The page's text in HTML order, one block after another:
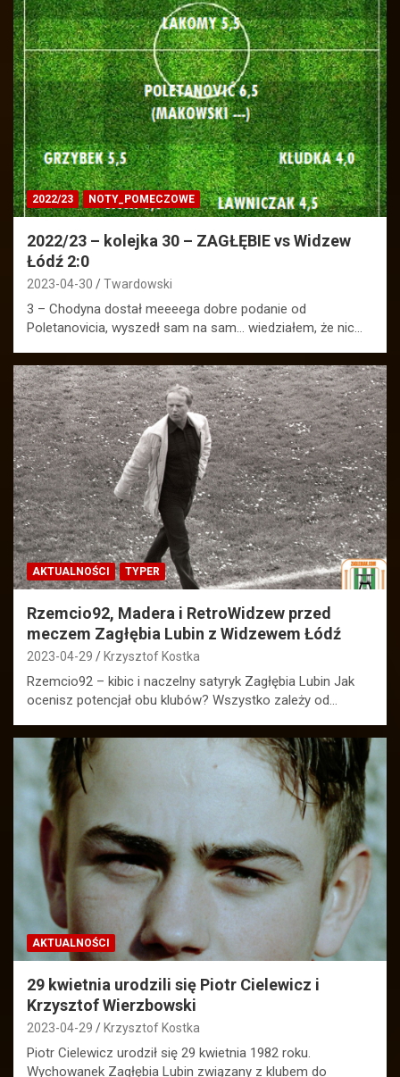
2022/23 NOTY_POMECZOWE
2022/23 – kolejka 30 – ZAGŁĘBIE vs Widzew
Łódź 2:0
2023-04-30 Twardowski
3 – Chodyna dostał meeeega dobre podanie od
Poletanovicia, wyszedł sam na sam… wiedziałem, że nic…
AKTUALNOŚCI TYPER
Rzemcio92, Madera i RetroWidzew przed
meczem Zagłębia Lubin z Widzewem Łódź
2023-04-29 Krzysztof Kostka
Rzemcio92 – kibic i naczelny satyryk Zagłębia Lubin Jak
ocenisz potencjał obu klubów? Wszystko zależy od…
AKTUALNOŚCI
29 kwietnia urodzili się Piotr Cielewicz i
Krzysztof Wierzbowski
2023-04-29 Krzysztof Kostka
Piotr Cielewicz urodził się 29 kwietnia 1982 roku.
Wychowanek Zagłębia Lubin związany z klubem do